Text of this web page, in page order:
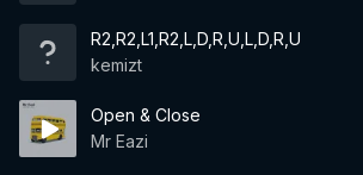
R2,R2,L1,R2,L,D,R,U,L,D,R,U
kemizt
Open & Close
Mr Eazi